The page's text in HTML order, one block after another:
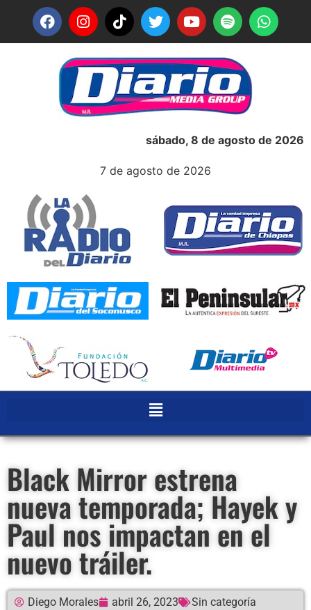
sábado, 8 de agosto de 2026
7 de agosto de 2026
Black Mirror estrena
nueva temporada; Hayek y
Paul nos impactan en el
nuevo tráiler.
Diego Morales abril 26, 2023 Sin categoría